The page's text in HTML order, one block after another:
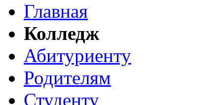
Главная
Колледж
Абитуриенту
Родителям
Студенту